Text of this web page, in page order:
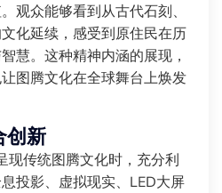
观众能够看到从古代石刻、
化延续，感受到原住民在历
慧。这种精神内涵的展现，
图腾文化在全球舞台上焕发
创新
现传统图腾文化时，充分利
投影、虚拟现实、LED大屏